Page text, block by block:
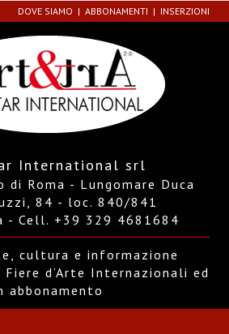
DOVE SIAMO ABBONAMENTI INSERZIONI
International srl
Roma - Lungomare Duca
84 - loc. 840/841
- Cell. +39 329 4681684
cultura e informazione
d’Arte Internazionali ed
abbonamento